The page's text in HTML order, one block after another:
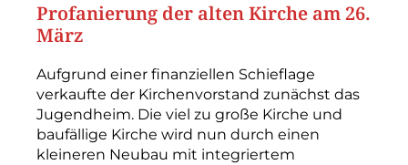
Profanierung der alten Kirche am 26.
März
Aufgrund einer finanziellen Schieflage
verkaufte der Kirchenvorstand zunächst das
Jugendheim. Die viel zu große Kirche und
baufällige Kirche wird nun durch einen
kleineren Neubau mit inte­griertem